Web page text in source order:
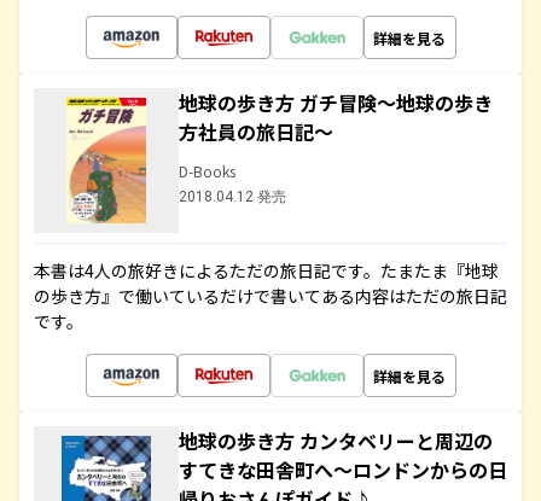
詳細を見る
地球の歩き方 ガチ冒険～地球の歩き
方社員の旅日記～
D-Books
2018.04.12 発売
本書は4人の旅好きによるただの旅日記です。たまたま『地球
の歩き方』で働いているだけで書いてある内容はただの旅日記
です。
詳細を見る
地球の歩き方 カンタベリーと周辺の
すてきな田舎町へ～ロンドンからの日